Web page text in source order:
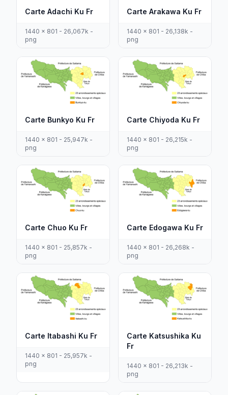
Carte Adachi Ku Fr
1440 x 801 - 26,067k -
png
Carte Arakawa Ku Fr
1440 x 801 - 26,138k -
png
Carte Bunkyo Ku Fr
1440 x 801 - 25,947k -
png
Carte Chiyoda Ku Fr
1440 x 801 - 26,215k -
png
Carte Chuo Ku Fr
1440 x 801 - 25,857k -
png
Carte Edogawa Ku Fr
1440 x 801 - 26,268k -
png
Carte Itabashi Ku Fr
1440 x 801 - 25,957k -
png
Carte Katsushika Ku
Fr
1440 x 801 - 26,213k -
png